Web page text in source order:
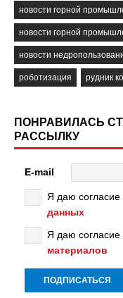
новости горной
новости горной
новости
роботизация рудник
ПОНРАВИЛАСЬ
РАССЫЛКУ
E-mail
Я даю согласие
данных
Я даю согласие
материалов